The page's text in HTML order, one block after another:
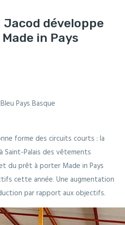
développe
in Pays
Pays Basque
forme des circuits courts : la
Saint-Palais des vêtements
du prêt à porter Made in Pays
cette année. Une augmentation
par rapport aux objectifs.